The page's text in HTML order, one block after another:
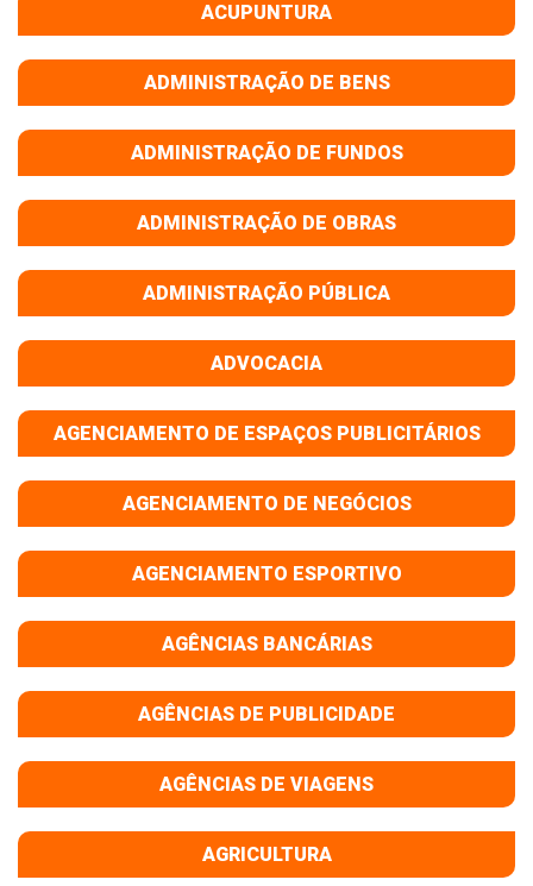
ACUPUNTURA
ADMINISTRAÇÃO DE BENS
ADMINISTRAÇÃO DE FUNDOS
ADMINISTRAÇÃO DE OBRAS
ADMINISTRAÇÃO PÚBLICA
ADVOCACIA
AGENCIAMENTO DE ESPAÇOS PUBLICITÁRIOS
AGENCIAMENTO DE NEGÓCIOS
AGENCIAMENTO ESPORTIVO
AGÊNCIAS BANCÁRIAS
AGÊNCIAS DE PUBLICIDADE
AGÊNCIAS DE VIAGENS
AGRICULTURA